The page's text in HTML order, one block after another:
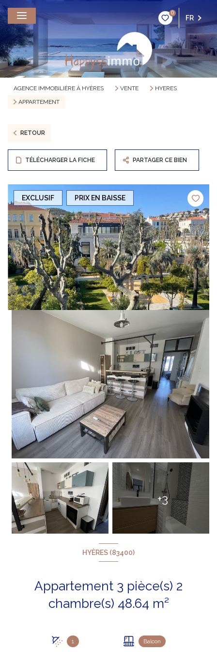
0
FR
AGENCE IMMOBILIÈRE À HYÈRES VENTE
HYERES
APPARTEMENT
RETOUR
TÉLÉCHARGER LA FICHE PARTAGER CE BIEN
EXCLUSIF PRIX EN BAISSE
+3
HYÈRES (83400)
Appartement 3 pièce(s) 2
chambre(s) 48.64 m²
1 Balcon